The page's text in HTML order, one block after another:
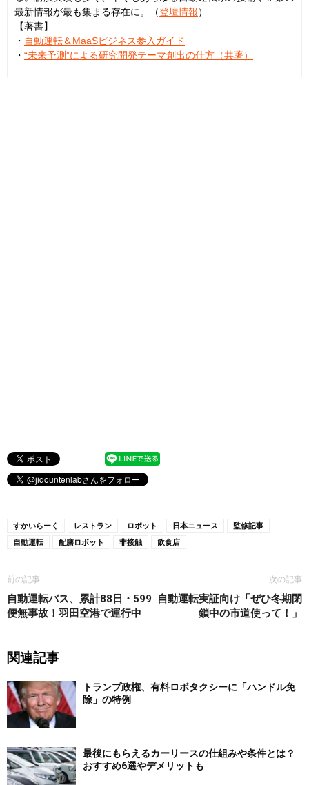
最新情報が最も集まる存在に。（登壇情報）
【著書】
・ 自動運転＆MaaSビジネス参入ガイド
・ “未来予測”による研究開発テーマ創出の仕方（共著）
すかいらーく レストラン ロボット 日本ニュース
監修記事
自動運転
配膳ロボット 非接触 飲食店
前の記事
自動運転バス、累計88日・599
便無事故！羽田空港で運行中
次の記事
自動運転実証向け「ぜひ冬期閉
鎖中の市道使って！」
関連記事
トランプ政権、有料ロボタクシーに「ハンドル免
除」の特例
最後にもらえるカーリースの仕組みや条件とは？
おすすめ6選やデメリットも